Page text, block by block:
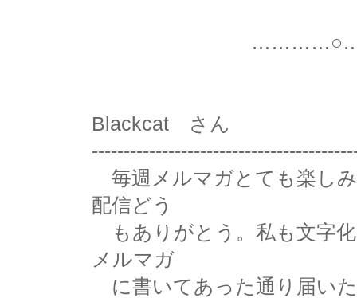
Blackcat さん
毎週メルマガとても楽し
配信どう
もありがとう。私も文字
メルマガ
に書いてあった通り届い